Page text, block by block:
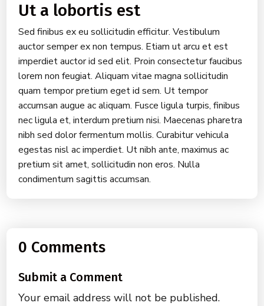
Ut a lobortis est
Sed finibus ex eu sollicitudin efficitur. Vestibulum
auctor semper ex non tempus. Etiam ut arcu et est
imperdiet auctor id sed elit. Proin consectetur faucibus
lorem non feugiat. Aliquam vitae magna sollicitudin
quam tempor pretium eget id sem. Ut tempor
accumsan augue ac aliquam. Fusce ligula turpis, finibus
nec ligula et, interdum pretium nisi. Maecenas pharetra
nibh sed dolor fermentum mollis. Curabitur vehicula
egestas nisl ac imperdiet. Ut nibh ante, maximus ac
pretium sit amet, sollicitudin non eros. Nulla
condimentum sagittis accumsan.
0 Comments
Submit a Comment
Your email address will not be published.